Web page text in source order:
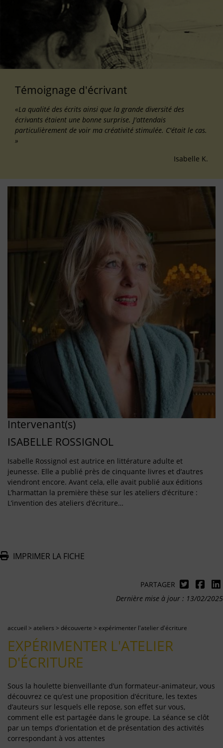
Témoignage d'écrivant
«La qualité des écrits ainsi que la grande diversité des
écrivants étaient une bonne surprise. J'attendais
particulièrement de voir ma créativité stimulée. C'était le cas.
»
Isabelle K.
Intervenant(s)
ISABELLE ROSSIGNOL
Isabelle Rossignol est autrice en littérature adulte et
jeunesse. Elle a publié près de cinquante livres et d’autres
viendront encore. Avant cela, elle avait publié aux éditions
L’harmattan la première thèse sur les ateliers d’écriture :
L’invention des ateliers d’écriture…
IMPRIMER LA FICHE
PARTAGER
Dernière mise à jour : 13/02/2025
accueil > ateliers > découverte > expérimenter l'atelier d'écriture
EXPÉRIMENTER L'ATELIER
D'ÉCRITURE
Sous la houlette bienveillante d’un formateur-animateur, vous
découvrez ce qu’est une proposition d’écriture, les textes
d’auteurs sur lesquels elle repose, son effet sur vous,
comment elle est partagée dans le groupe. La séance se clôt
par un temps d’orientation et de présentation des activités
correspondant à vos attentes